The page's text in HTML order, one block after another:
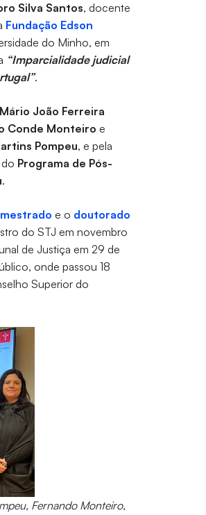
Silva Santos, docente
Fundação Edson
do Minho, em
“Imparcialidade judicial
.
João Ferreira
Conde Monteiro e
Pompeu, e pela
Programa de Pós-
.
mestrado e o doutorado
do STJ em novembro
de Justiça em 29 de
onde passou 18
Superior do
Fernando Monteiro,